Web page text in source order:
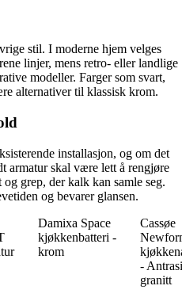
stil. I moderne hjem velges
linjer, mens retro- eller landlige
modeller. Farger som svart,
alternativer til klassisk krom.
installasjon, og om det
armatur skal være lett å rengjøre
grep, der kalk kan samle seg.
og bevarer glansen.
Damixa Space
kjøkkenbatteri -
krom
Cassøe
-
granitt